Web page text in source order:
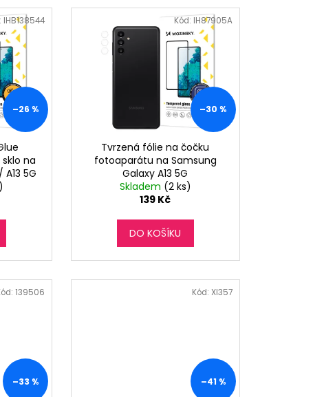
–26 %
na
5G
IHB138544
–30 %
Tvrzená fólie na čočku
fotoaparátu na Samsung
Galaxy A13 5G
Skladem (2 ks)
139 Kč
DO KOŠÍKU
Kód: IH87905A
–33 %
139506
–41 %
Kód: XI357